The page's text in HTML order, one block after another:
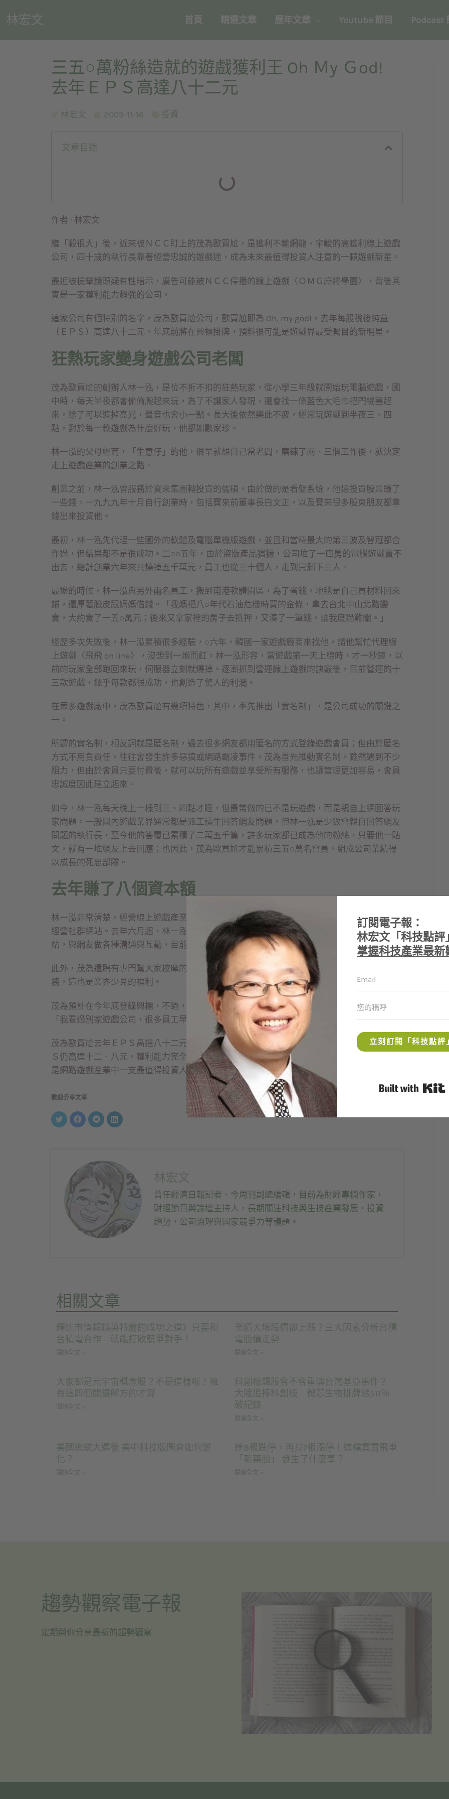
林宏文 首頁 精選文章 歷年文章 Youtube 節目 Podcast
三五○萬粉絲造就的遊戲獲利王 Oh Ｍy Ｇod!
去年ＥＰＳ高達八十二元
林宏文 2009-11-16 投資
文章目錄
作者 : 林宏文
繼「殺很大」後，近來被ＮＣＣ盯上的茂為歐買尬，是獲利不輸網龍、宇峻的高獲利線上遊戲
公司，四十歲的執行長靠著經營忠誠的遊戲迷，成為未來最值得投資人注意的一顆遊戲新星。
最近被檢舉鏡頭疑有性暗示，廣告可能被ＮＣＣ停播的線上遊戲〈ＯＭＧ麻將學園〉，背後其
實是一家獲利能力超強的公司。
這家公司有個特別的名字，茂為歐買尬公司，歐買尬即為 Oh, my god!，去年每股稅後純益
（ＥＰＳ）高達八十二元，年底前將在興櫃掛牌，預料很可能是遊戲界最受矚目的新明星。
狂熱玩家變身遊戲公司老闆
茂為歐買尬的創辦人林一泓，是位不折不扣的狂熱玩家，從小學三年級就開始玩電腦遊戲，國
中時，每天半夜都會偷偷爬起來玩，為了不讓家人發現，還會找一條藍色大毛巾把門縫塞起
來，除了可以遮掉亮光，聲音也會小一點。長大後依然樂此不疲，經常玩遊戲到半夜三、四
點，對於每一款遊戲為什麼好玩，他都如數家珍。
林一泓的父母經商，「生意仔」的他，很早就想自己當老闆，磨鍊了兩、三個工作後，就決定
走上遊戲產業的創業之路。
創業之前，林一泓曾服務於寶來集團轉投資的儒碩，由於做的是看盤系統，他還投資股票賺了
一些錢。一九九九年十月自行創業時，包括寶來前董事長白文正，以及寶來很多股東朋友都拿
錢出來投資他。
最初，林一泓先代理一些國外的軟體及電腦單機版遊戲，並且和當時最大的第三波及智冠都合
作過，但結果都不是很成功。二○○五年，由於盜版產品猖獗，公司堆了一庫房的電腦遊戲賣不
出去，總計創業六年來共燒掉五千萬元，員工也從三十個人，走到只剩下三人。
最慘的時候，林一泓與另外兩名員工，搬到南港軟體園區，為了省錢，地毯是自己買材料回來
鋪，還厚著臉皮跟媽媽借錢。「我媽把八○年代石油危機時買的金條，拿去台北中山北路變
賣，大約賣了一五○萬元；後來又拿家裡的房子去抵押，又湊了一筆錢，讓我度過難關。」
經歷多次失敗後，林一泓累積很多經驗，○六年，韓國一家遊戲廠商來找他，請他幫忙代理線
上遊戲〈飛飛 on line〉，沒想到一炮而紅。林一泓形容，當遊戲第一天上線時，才一秒鐘，以
前的玩家全部跑回來玩，伺服器立刻就爆掉。逐漸抓到營運線上遊戲的訣竅後，目前營運的十
三款遊戲，幾乎每款都很成功，也創造了驚人的利潤。
在眾多遊戲廠中，茂為歐買尬有幾項特色，其中，率先推出「實名制」，是公司成功的關鍵之
一。
所謂的實名制，相反詞就是匿名制，過去很多網友都用匿名的方式登錄遊戲會員；但由於匿名
方式不用負責任，往往會發生許多惡搞或網路霸凌事件。茂為首先推動實名制，雖然遇到不少
阻力，但由於會員只要付費後，就可以玩所有遊戲並享受所有服務，也讓管理更加容易，會員
忠誠度因此建立起來。
如今，林一泓每天晚上一樣到三、四點才睡，但最常做的已不是玩遊戲，而是親自上網回答玩
家問題。一般國內遊戲業界通常都是派工讀生回答網友問題，但林一泓是少數會親自回答網友
問題的執行長，至今他的答覆已累積了二萬五千篇，許多玩家都已成為他的粉絲，只要他一貼
文，就有一堆網友上去回應；也因此，茂為歐買尬才能累積三五○萬名會員，組成公司業績得
以成長的死忠部隊。
去年賺了八個資本額
林一泓非常清楚，經營線上遊戲產業，最重要的就是要把玩家的需求照顧好，因此，他也跨入
經營社群網站。去年六月起，林一泓開闢了一個名為九八一七三（走吧！一起上）的社群網
站，與網友做各種溝通與互動，目前流量大增，成為僅次於巴哈姆特的高人氣遊戲網站。
此外，茂為還聘有專門幫大家按摩的兩名專職員工；除了按摩，還提供女生做臉及美容等服
務，這也是業界少見的福利。
茂為預計在今年底登錄興櫃，不過，擁有公司大部分股權的林一泓，並沒有配股票給員工，
「我看過別家遊戲公司，很多員工早上都盯著看股票，一直到一點半收盤後才能專心工作。」
茂為歐買尬去年ＥＰＳ高達八十二元，今年雖然大幅膨脹股本近四倍，但上半年結算後，ＥＰ
Ｓ仍高達十二．八元，獲利能力完全不輸網龍、宇峻等上櫃遊戲公司，預料年底上興櫃後，將
是網路遊戲產業中一支最值得投資人注意的新明星。
歡迎分享文章
分
享
按
一
Facebook(在
新
窗
開
啟)
按
一
Telegram(在
新
中
開
啟)
分
享
開
啟) 林宏文
曾任經濟日報記者、今周刊副總編輯，目前為財經專欄作家，
財經節目與論壇主持人，長期關注科技與生技產業發展，投資
趨勢，公司治理與國家競爭力等議題。
相關文章
輝達市值超越英特爾的成功之道》只要和
台積電合作 就能打敗競爭對手！
閱讀全文 »
業績大壞股價卻上漲？三大因素分析台積
電股價走勢
閱讀全文 »
大家都是元宇宙概念股？不是這樣啦！擁
有這四個關鍵解方的才算
閱讀全文 »
科創板飆股會不會重演台灣基亞事件？
大陸追捧科創板 微芯生物掛牌漲511％
破記錄
閱讀全文 »
美國總統大選後 美中科技版圖會如何變
化？
閱讀全文 »
連8根跌停，再拉7根漲停！這檔雲霄飛車
「新藥股」 發生了什麼事？
閱讀全文 »
趨勢觀察電子報
定期與你分享最新的趨勢觀察
訂閱電子報：
林宏文「科技點評」
掌握科技產業最新
立刻訂閱「科技點評